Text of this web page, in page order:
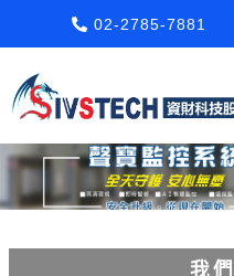
02-2785-7881
我